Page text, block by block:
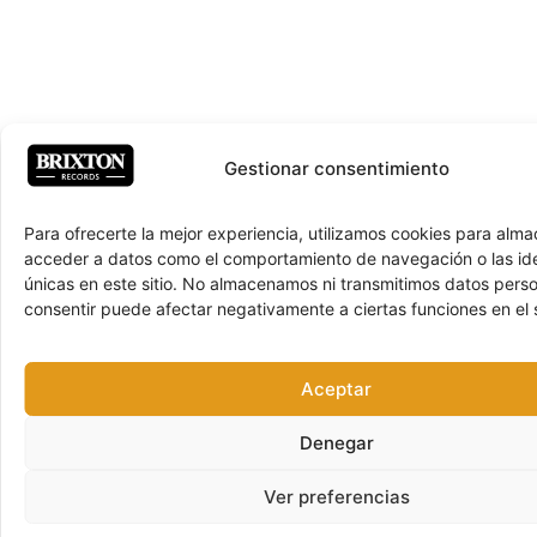
Gestionar consentimiento
Para ofrecerte la mejor experiencia, utilizamos cookies para
acceder a datos como el comportamiento de navegación o las
únicas en este sitio. No almacenamos ni transmitimos datos
consentir puede afectar negativamente a ciertas funciones en el
Aceptar
Denegar
Ver preferencias